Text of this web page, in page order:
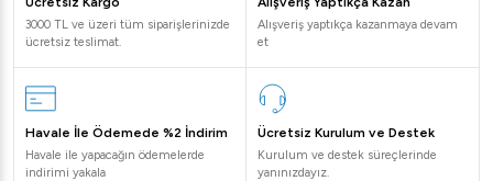
profesyonel mutfaklar tarafından sıkça tercih
edilmektedir.
Sıkça Sorulan Sorular
Öztiryakiler 900 Seri Grill Plate'ın yüzeyi hangi
malzemeden yapılmıştır?
3000 TL ve üzeri tüm siparişlerinizde
ücretsiz teslimat.
Alışveriş yaptıkça kazanmaya devam
et
Havale İle Ödemede %2 İndirim
Havale ile yapacağın ödemelerde
indirimi yakala
Ücretsiz Kurulum ve Destek
Kurulum ve destek süreçlerinde
yanınızdayız.